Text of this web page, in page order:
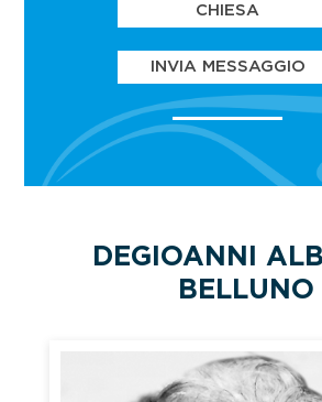
CHIESA
INVIA MESSAGGIO
DEGIOANNI
BELLUNO